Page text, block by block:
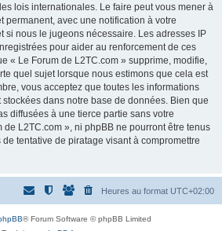
lois internationales. Le faire peut vous mener à
permanent, avec une notification à votre
si nous le jugeons nécessaire. Les adresses IP
pour aider au renforcement de ces
« Le Forum de L2TC.com » supprime, modifie,
quel sujet lorsque nous estimons que cela est
vous acceptez que toutes les informations
dans notre base de données. Bien que
diffusées à une tierce partie sans votre
de L2TC.com », ni phpBB ne pourront être tenus
tentative de piratage visant à compromettre
Heures au format UTC+02:00
® Forum Software © phpBB Limited